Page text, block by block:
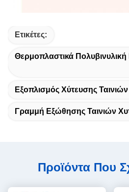
Ετικέτες:
Θερμοπλαστικά
Εξοπλισμός Χύτευσης Ταινιών
Γραμμή Εξώθησης Ταινιών
Προϊόντα Που